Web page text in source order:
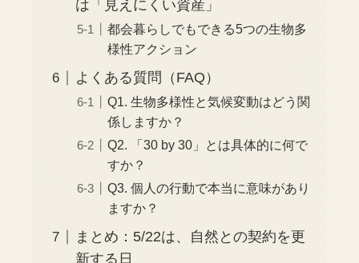
は「見えにくい資産」
都会暮らしでもできる5つの生物多
様性アクション
よくある質問（FAQ）
Q1. 生物多様性と気候変動はどう関
係しますか？
Q2. 「30 by 30」とは具体的に何で
すか？
Q3. 個人の行動で本当に意味があり
ますか？
まとめ：5/22は、自然との契約を更
新する日